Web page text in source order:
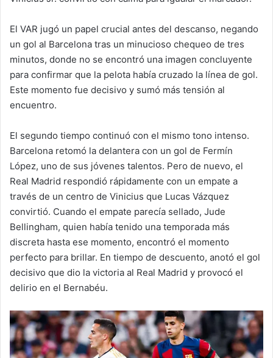
El VAR jugó un papel crucial antes del descanso, negando
un gol al Barcelona tras un minucioso chequeo de tres
minutos, donde no se encontró una imagen concluyente
para confirmar que la pelota había cruzado la línea de gol.
Este momento fue decisivo y sumó más tensión al
encuentro.
El segundo tiempo continuó con el mismo tono intenso.
Barcelona retomó la delantera con un gol de Fermín
López, uno de sus jóvenes talentos. Pero de nuevo, el
Real Madrid respondió rápidamente con un empate a
través de un centro de Vinicius que Lucas Vázquez
convirtió. Cuando el empate parecía sellado, Jude
Bellingham, quien había tenido una temporada más
discreta hasta ese momento, encontró el momento
perfecto para brillar. En tiempo de descuento, anotó el gol
decisivo que dio la victoria al Real Madrid y provocó el
delirio en el Bernabéu.